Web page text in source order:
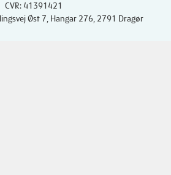
CVR: 41391421
Øst 7, Hangar 276, 2791 Dragør